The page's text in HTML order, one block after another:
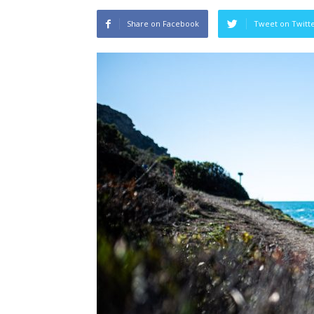
Share on Facebook Tweet on